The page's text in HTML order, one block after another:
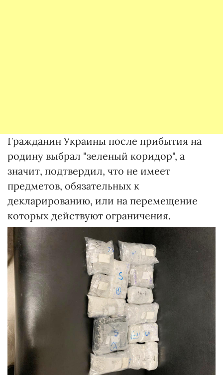
Гражданин Украины после прибытия на
родину выбрал "зеленый коридор", а
значит, подтвердил, что не имеет
предметов, обязательных к
декларированию, или на перемещение
которых действуют ограничения.